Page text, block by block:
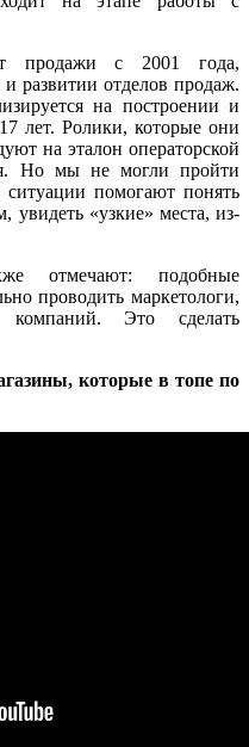
продажи с 2001 года,
развитии отделов продаж.
на построении и
лет. Ролики, которые они
на эталон операторской
Но мы не могли пройти
помогают понять
«узкие» места, из-
отмечают: подобные
проводить маркетологи,
компаний. Это сделать
которые в топе по